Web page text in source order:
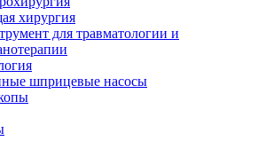
хирургия
для травматологии и
шприцевые насосы